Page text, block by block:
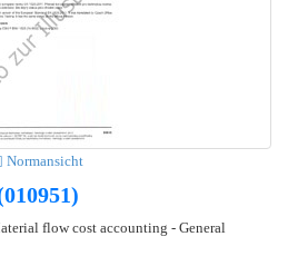
Normansicht
flow cost accounting - General